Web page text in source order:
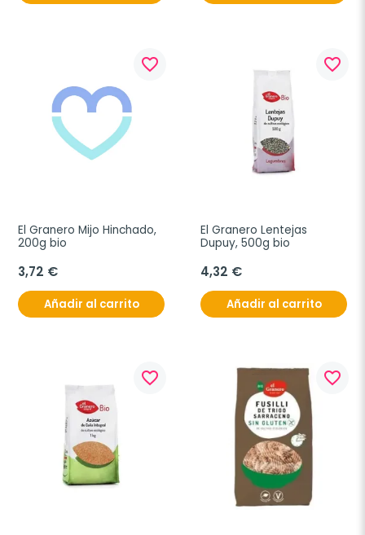
favorite_border
El Granero Mijo Hinchado,
200g bio
3,72 €
Añadir al carrito
favorite_border
El Granero Lentejas
Dupuy, 500g bio
4,32 €
Añadir al carrito
favorite_border favorite_border